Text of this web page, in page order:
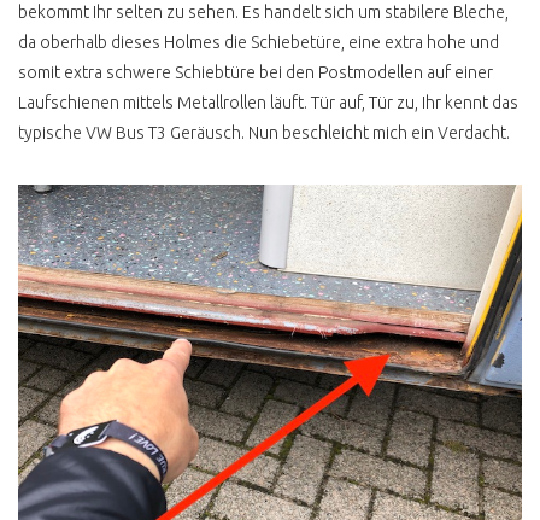
bekommt Ihr selten zu sehen. Es handelt sich um stabilere Bleche,
da oberhalb dieses Holmes die Schiebetüre, eine extra hohe und
somit extra schwere Schiebtüre bei den Postmodellen auf einer
Laufschienen mittels Metallrollen läuft. Tür auf, Tür zu, Ihr kennt das
typische VW Bus T3 Geräusch. Nun beschleicht mich ein Verdacht.